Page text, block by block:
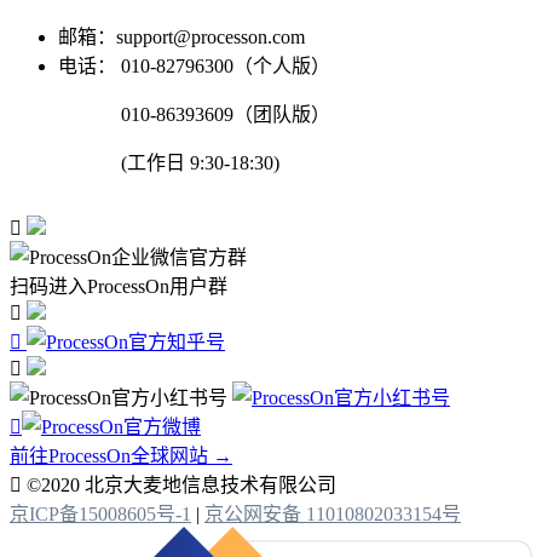
邮箱：support@processon.com
电话：
010-82796300（个人版）
010-86393609（团队版）
(工作日 9:30-18:30)

扫码进入ProcessOn用户群




前往ProcessOn全球网站 →
 ©2020 北京大麦地信息技术有限公司
京ICP备15008605号-1 | 京公网安备 11010802033154号